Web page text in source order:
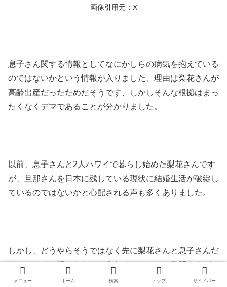
画像引用元：X
息子さん関する情報としてなにかしらの病気を抱えている
のではないかという情報が入りました、理由は梨花さんが
高齢出産だったためだそうです、しかしそんな根拠はまっ
たくなくデマであることが分かりました。
以前、息子さんと2人ハワイで暮らし始めた梨花さんです
が、旦那さんを日本に残している現状に結婚生活が破綻し
ているのではないかと心配される声も多くありました。
しかし、どうやらそうではなく先に梨花さんと息子さんだ
けでハワイへ行かれたというだけのことで、旦那さんがハ
ワイに遊びに来た様子などをブログなどで発信していたこ
メニュー ホーム 検索 トップ サイドバー